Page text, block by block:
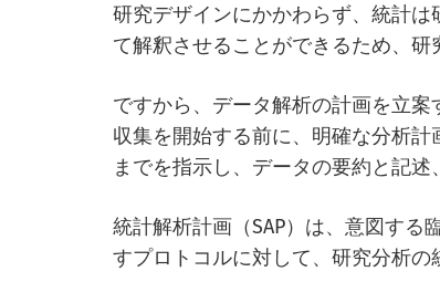
研究デザインにかかわらず、統計
て解釈させることができるため、研
ですから、データ解析の計画を立
収集を開始する前に、明確な分析
までを指示し、データの要約と記述
統計解析計画（SAP）は、意図する
すプロトコルに対して、研究分析の